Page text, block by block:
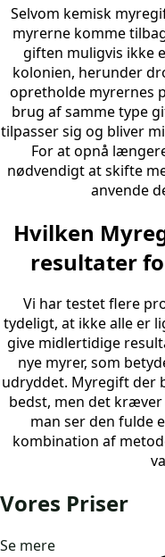
Selvom kemisk
myrerne komme
giften muligvis ikke
kolonien, herunder
opretholde myrernes
brug af samme type
tilpasser sig og bliver
For at opnå
nødvendigt at skifte
anvende
Hvilken
resultater
Vi har testet flere
tydeligt, at ikke alle er
give midlertidige
nye myrer, som
udryddet. Myregift der
bedst, men det
man ser den fulde
kombination af
Vores Priser
Se mere